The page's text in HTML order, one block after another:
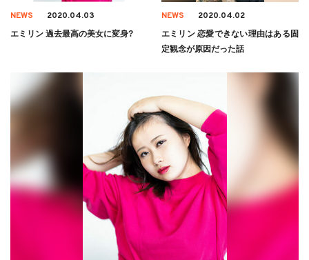
NEWS 2020.04.03
エミリン 過去最高の美女に変身?
NEWS 2020.04.02
エミリン 恋愛できない理由はある固
定観念が原因だった話